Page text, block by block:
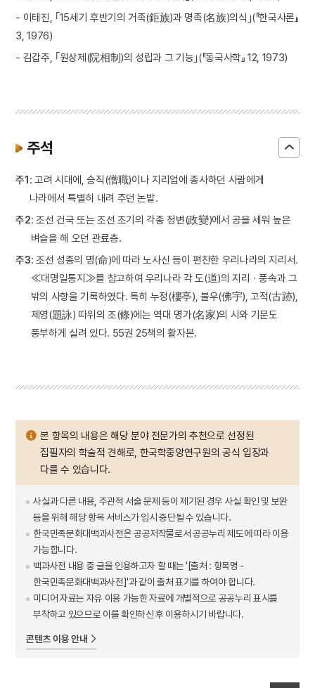
- 이태진, ｢15세기 후반기의 거족(鉅族)과 명족(名族)의식｣(『한국사론』
3, 1976)
- 김갑주, ｢원상제(院相制)의 성립과 그 기능｣(『동국사학』 12, 1973)
주석
주1: 고려 시대에, 승직(僧職)이나 지리업에 종사하던 사람에게
나라에서 특별히 내려 주던 논밭.
주2: 조선 건국 또는 조선 초기의 각종 정변(政變)에서 공을 세워 높은
벼슬을 해 오던 관료층.
주3: 조선 성종의 명(命)에 따라 노사신 등이 편찬한 우리나라의 지리서.
≪대명일통지≫를 참고하여 우리나라 각 도(道)의 지리ㆍ풍속과 그
밖의 사항을 기록하였다. 특히 누정(樓亭), 불우(佛宇), 고적(古跡),
제영(題詠) 따위의 조(條)에는 역대 명가(名家)의 시와 기문도
풍부하게 실려 있다. 55권 25책의 활자본.
본 항목의 내용은 해당 분야 전문가의 추천으로 선정된
집필자의 학술적 견해로, 한국학중앙연구원의 공식 입장과
다를 수 있습니다.
사실과 다른 내용, 주관적 서술 문제 등이 제기된 경우 사실 확인 및 보완
등을 위해 해당 항목 서비스가 임시 중단될 수 있습니다.
한국민족문화대백과사전은 공공저작물로서 공공누리 제도에 따라 이용
가능합니다.
백과사전 내용 중 글을 인용하고자 할 때는 '[출처 : 항목명 -
한국민족문화대백과사전]'과 같이 출처 표기를 하여야 합니다.
미디어 자료는 자유 이용 가능한 자료에 개별적으로 공공누리 표시를
부착하고 있으므로 이를 확인하신 후 이용하시기 바랍니다.
콘텐츠 이용 안내